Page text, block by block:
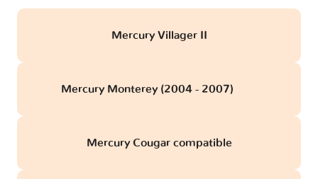
Mercury Villager II
Mercury Monterey (2004 - 2007)
Mercury Cougar compatible